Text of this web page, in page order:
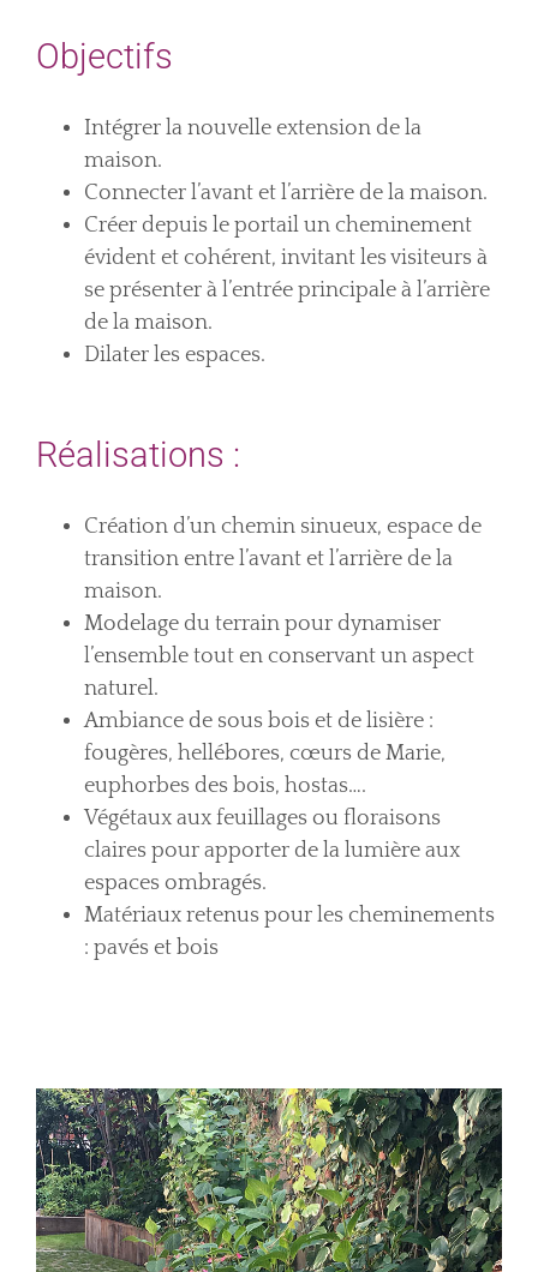
Objectifs
Intégrer la nouvelle extension de la
maison.
Connecter l’avant et l’arrière de la maison.
Créer depuis le portail un cheminement
évident et cohérent, invitant les visiteurs à
se présenter à l’entrée principale à l’arrière
de la maison.
Dilater les espaces.
Réalisations :
Création d’un chemin sinueux, espace de
transition entre l’avant et l’arrière de la
maison.
Modelage du terrain pour dynamiser
l’ensemble tout en conservant un aspect
naturel.
Ambiance de sous bois et de lisière :
fougères, hellébores, cœurs de Marie,
euphorbes des bois, hostas….
Végétaux aux feuillages ou floraisons
claires pour apporter de la lumière aux
espaces ombragés.
Matériaux retenus pour les cheminements
: pavés et bois